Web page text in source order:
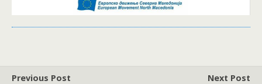
Previous Post
Next Post